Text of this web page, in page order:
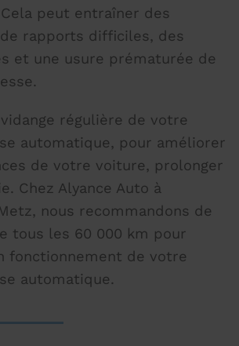
peut entraîner des
rapports difficiles, des
et une usure prématurée de
régulière de votre
automatique, pour améliorer
de votre voiture, prolonger
Chez Alyance Auto à
nous recommandons de
tous les 60 000 km pour
fonctionnement de votre
automatique.